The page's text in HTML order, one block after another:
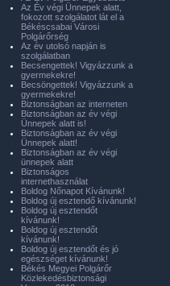
Az Év végi Ünnepek alatt,
fokozott szolgálatot lát el a
Békéscsabai Városi
Polgárőrség
Az év utolsó napján is
szolgálatban
Becsengettek! Vigyázzunk a
gyermekekre!
Becsöngettek! Vigyázzunk a
gyermekekre!
Biztonságban az interneten
Biztonságban az év végi
Ünnepek alatt is!
Biztonságban az év végi
Ünnepek alatt!
Biztonságban az év végi
ünnepek alatt
Biztonságos
internethasználat
Boldog Nőnapot Kívánunk!
Boldog új esztendő kívánunk!
Boldog új esztendőt
kívánunk!
Boldog új esztendőt
kívánunk!
Boldog új esztendőt és jó
egészséget kívánunk!
Békés Megyei Polgárőr
Közlekedésbiztonsági